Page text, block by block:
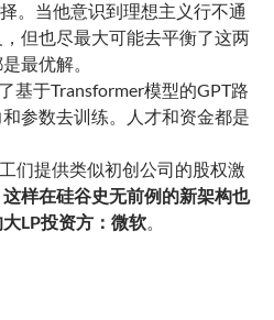
。当他意识到理想主义行不通
但也尽最大可能去平衡了这两
最优解。
基于Transformer模型的GPT路
参数去训练。人才和资金都是
们提供类似初创公司的股权激
这样在硅谷史无前例的新架构也
LP投资方：微软。